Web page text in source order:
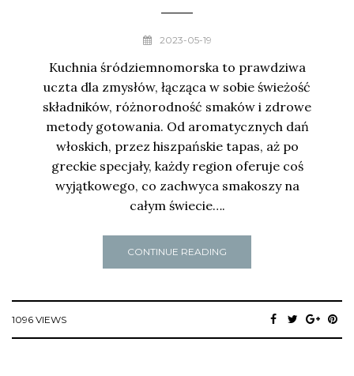
2023-05-19
Kuchnia śródziemnomorska to prawdziwa
uczta dla zmysłów, łącząca w sobie świeżość
składników, różnorodność smaków i zdrowe
metody gotowania. Od aromatycznych dań
włoskich, przez hiszpańskie tapas, aż po
greckie specjały, każdy region oferuje coś
wyjątkowego, co zachwyca smakoszy na
całym świecie….
CONTINUE READING
1096 VIEWS